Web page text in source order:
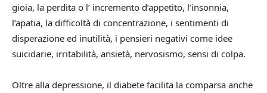
gioia, la perdita o l’ incremento d’appetito, l’insonnia,
l’apatia, la difficoltà di concentrazione, i sentimenti di
disperazione ed inutilità, i pensieri negativi come idee
suicidarie, irritabilità, ansietà, nervosismo, sensi di colpa.
Oltre alla depressione, il diabete facilita la comparsa anche